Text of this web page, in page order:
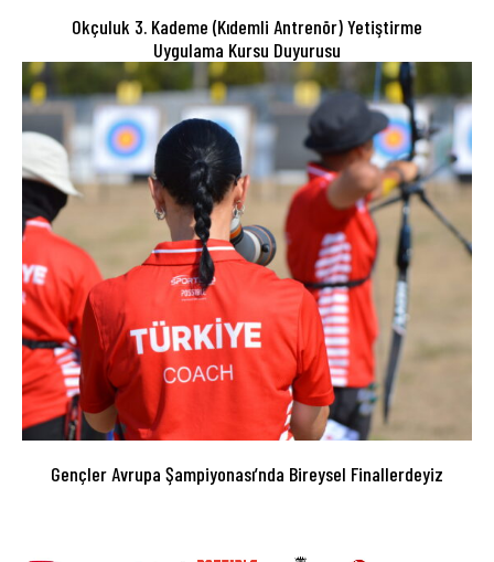
Okçuluk 3. Kademe (Kıdemli Antrenör) Yetiştirme
Uygulama Kursu Duyurusu
Gençler Avrupa Şampiyonası’nda Bireysel Finallerdeyiz